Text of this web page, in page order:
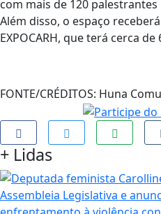
com mais de 120
Além disso, o espaço
EXPOCARH, que terá cerca
FONTE/CRÉDITOS: Huna
+ Lidas